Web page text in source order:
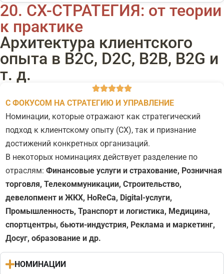
20. CX-СТРАТЕГИЯ: от теории
к практике
Архитектура клиентского
опыта в B2C, D2C, B2B, B2G и
т. д.
С ФОКУСОМ НА СТРАТЕГИЮ И УПРАВЛЕНИЕ
Номинации, которые отражают как стратегический
подход к клиентскому опыту (CX), так и признание
достижений конкретных организаций.
В некоторых номинациях действует разделение по
отраслям: Финансовые услуги и страхование, Розничная
торговля, Телекоммуникации, Строительство,
девелопмент и ЖКХ, HoReCa, Digital-услуги,
Промышленность, Транспорт и логистика, Медицина,
спортцентры, бьюти-индустрия, Реклама и маркетинг,
Досуг, образование и др.
НОМИНАЦИИ